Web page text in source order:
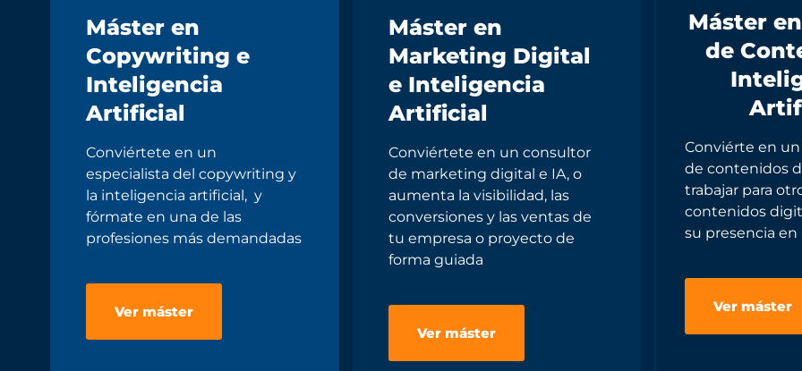
Máster en
Copywriting e
Inteligencia
Artificial
Conviértete en un
especialista del copywriting y
la inteligencia artificial, y
fórmate en una de las
profesiones más demandadas
Ver máster
Máster en
Marketing Digital
e Inteligencia
Artificial
Conviértete en un consultor
de marketing digital e IA, o
aumenta la visibilidad, las
conversiones y las ventas de
tu empresa o proyecto de
forma guiada
Ver máster
Máster
de
Conviérte en
de contenidos
trabajar para
contenidos
su presencia en
Ver máster